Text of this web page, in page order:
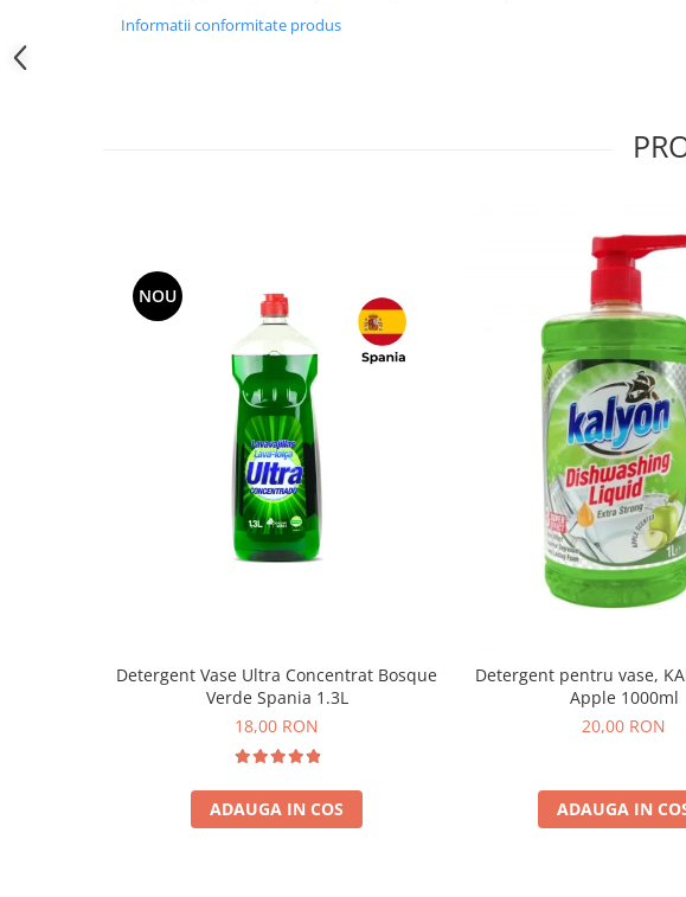
Informatii conformitate produs
NOU
Detergent Vase Ultra Concentrat Bosque
Verde Spania 1.3L
18,00 RON
ADAUGA IN COS
Detergent pentru vase,
Apple 1000ml
20,00 RON
ADAUGA IN